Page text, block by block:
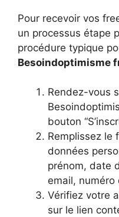
Pour recevoir vos
un processus étape
procédure typique
Besoindoptimisme
Rendez-vous
bouton
Remplissez le
données
prénom, date
email, numéro
Vérifiez votre
sur le lien